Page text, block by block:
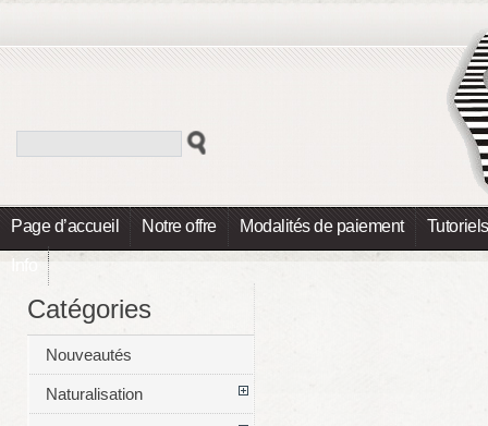
Page d’accueil Notre offre Modalités de paiement Tutoriels
Info
Catégories
Nouveautés
Naturalisation